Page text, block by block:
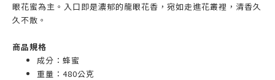
眼花蜜為主。入口即是濃郁的龍眼花香，宛如走進花叢裡，清香久
久不散。
商品規格
成分：蜂蜜
重量：480公克